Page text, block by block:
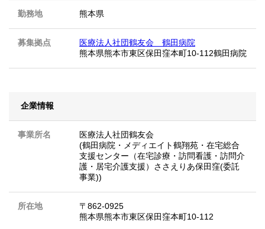
勤務地 熊本県
募集拠点
医療法人社団鶴友会 鶴田病院
熊本県熊本市東区保田窪本町10-112鶴田病院
企業情報
事業所名
医療法人社団鶴友会
(鶴田病院・メディエイト鶴翔苑・在宅総合
支援センター（在宅診療・訪問看護・訪問介
護・居宅介護支援）ささえりあ保田窪(委託
事業))
所在地
〒862-0925
熊本県熊本市東区保田窪本町10-112